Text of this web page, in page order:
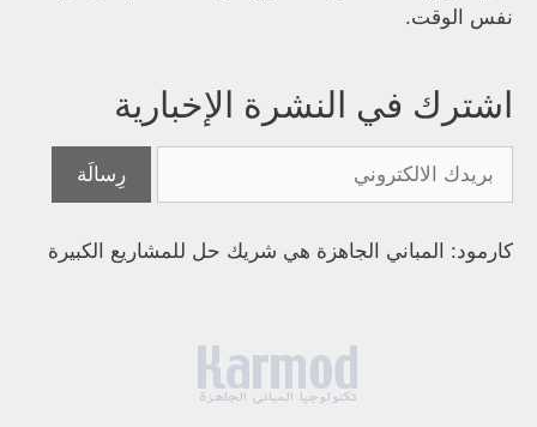
نفس الوقت.
اشترك في النشرة الإخبارية
كارمود: المباني الجاهزة هي شريك حل للمشاريع الكبيرة